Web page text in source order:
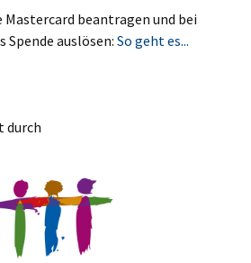
beantragen und bei
Spende auslösen:So geht es...
durch